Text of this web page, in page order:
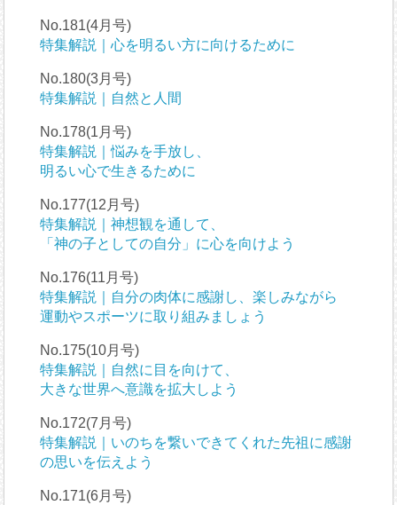
No.181(4月号)
特集解説｜心を明るい方に向けるために
No.180(3月号)
特集解説｜自然と人間
No.178(1月号)
特集解説｜悩みを手放し、
明るい心で生きるために
No.177(12月号)
特集解説｜神想観を通して、
「神の子としての自分」に心を向けよう
No.176(11月号)
特集解説｜自分の肉体に感謝し、楽しみながら
運動やスポーツに取り組みましょう
No.175(10月号)
特集解説｜自然に目を向けて、
大きな世界へ意識を拡大しよう
No.172(7月号)
特集解説｜いのちを繋いできてくれた先祖に感謝
の思いを伝えよう
No.171(6月号)